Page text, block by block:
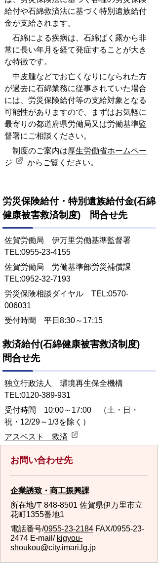
給付や石綿救済法に基づく特別遺族給付
金が支給されます。
石綿による疾病は、石綿ばく露から非
常に長い年月を経て発症することが大き
な特徴です。
中皮腫などでお亡くなりになられた方
が過去に石綿業務に従事されていた場合
には、労災保険給付等の支給対象となる
可能性がありますので、まずはお気軽に
最寄りの都道府県労働局又は労働基準監
督署にご相談ください。
制度のご案内は厚生労働省ホームペー
ジ
からご覧ください。
労災保険給付・特別遺族給付金(石綿
健康被害救済制度) 問合せ先
佐賀労働局 伊万里労働基準監督署
TEL:0955‐23‐4155
佐賀労働局 労働基準部労災補償課
TEL:0952-32-7193
労災保険相談ダイヤル TEL:0570-
006031
受付時間 平日8:30～17:15
救済給付(石綿健康被害救済制度)
問合せ先
独立行政法人 環境再生保全機構
TEL:0120-389-931
受付時間 10:00～17:00 （土・日・
祝・12/29～1/3を除く）
アスベスト 救済
お問い合わせ先
企業誘致・商工振興課
所在地/〒848-8501 佐賀県伊万里市立
花町1355番地1
電話番号/0955-23-2184 FAX/0955-23-
2474 E-mail/ kigyou-
shoukou@city.imari.lg.jp